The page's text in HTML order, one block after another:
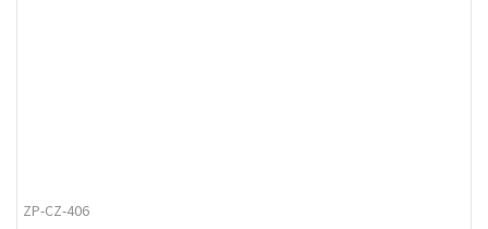
ZP-CZ-406